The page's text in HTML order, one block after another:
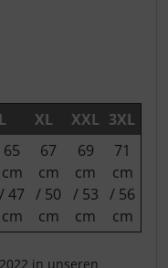
L XL XXL 3XL
65
cm
/ 47
cm
67
cm
/ 50
cm
69
cm
/ 53
cm
71
cm
/ 56
cm
in unseren